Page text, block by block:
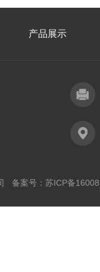
产品展示
备案号： 苏ICP备